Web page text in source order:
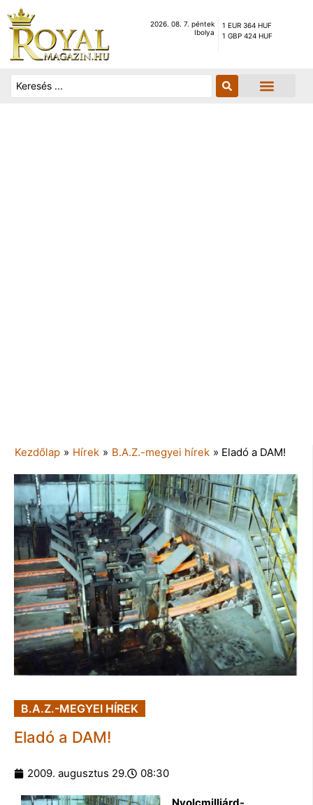
2026. 08. 7. péntek
Ibolya
1 EUR 364 HUF
1 GBP 424 HUF
Kezdőlap » Hírek » B.A.Z.-megyei hírek » Eladó a DAM!
B.A.Z.-MEGYEI HÍREK
Eladó a DAM!
2009. augusztus 29. 08:30